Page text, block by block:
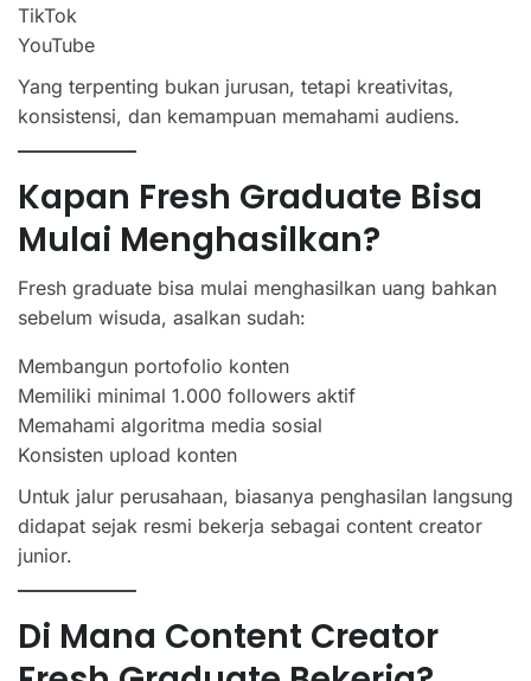
TikTok
YouTube
Yang terpenting bukan jurusan, tetapi kreativitas,
konsistensi, dan kemampuan memahami audiens.
Kapan Fresh Graduate Bisa
Mulai Menghasilkan?
Fresh graduate bisa mulai menghasilkan uang bahkan
sebelum wisuda, asalkan sudah:
Membangun portofolio konten
Memiliki minimal 1.000 followers aktif
Memahami algoritma media sosial
Konsisten upload konten
Untuk jalur perusahaan, biasanya penghasilan langsung
didapat sejak resmi bekerja sebagai content creator
junior.
Di Mana Content Creator